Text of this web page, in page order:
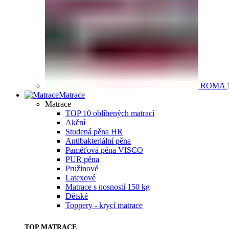
ROMA
Matrace
Matrace
TOP 10 oblíbených matrací
Akční
Studená pěna HR
Antibakteriální pěna
Paměťová pěna VISCO
PUR pěna
Pružinové
Latexové
Matrace s nosností 150 kg
Dětské
Toppery - krycí matrace
TOP MATRACE